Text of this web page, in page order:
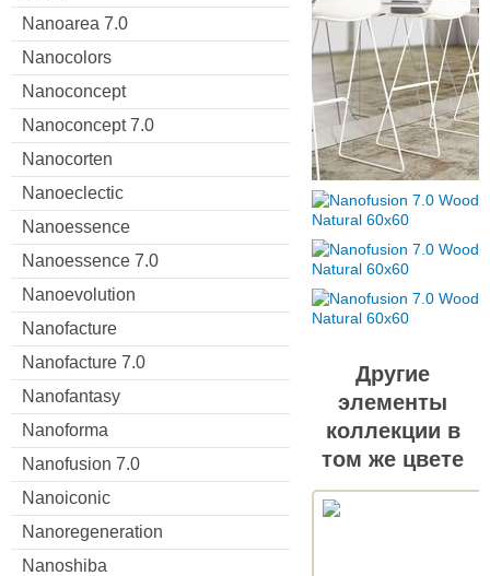
Nanoarea 7.0
Nanocolors
Nanoconcept
Nanoconcept 7.0
Nanocorten
Nanoeclectic
Nanoessence
Nanoessence 7.0
Nanoevolution
Nanofacture
Nanofacture 7.0
Nanofantasy
Nanoforma
Nanofusion 7.0
Nanoiconic
Nanoregeneration
Nanoshiba
Другие
элементы
коллекции в
том же цвете